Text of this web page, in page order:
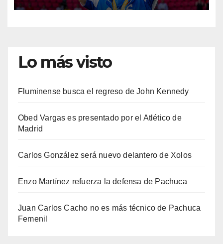
Lo más visto
Fluminense busca el regreso de John Kennedy
Obed Vargas es presentado por el Atlético de
Madrid
Carlos González será nuevo delantero de Xolos
Enzo Martínez refuerza la defensa de Pachuca
Juan Carlos Cacho no es más técnico de Pachuca
Femenil